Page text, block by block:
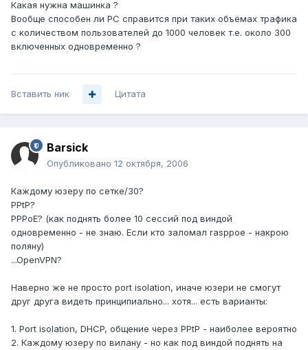
Какая нужна машинка ?
Вообще способен ли PC справится при таких объёмах трафика
с количеством пользователей до 1000 человек т.е. около 300
включенных одновременно ?
Вставить ник Цитата
Barsick
Опубликовано 12 октября, 2006
Каждому юзеру по сетке/30?
PPtP?
PPPoE? (как поднять более 10 сессий под виндой
одновременно - не знаю. Если кто заломал rasppoe - накрою
поляну)
...OpenVPN?
Наверно же не просто port isolation, иначе юзери не смогут
друг друга видеть принципиально... хотя... есть варианты:
1. Port isolation, DHCP, общение через PPtP - наиболее вероятно
2. Каждому юзеру по вилану - но как под виндой поднять на